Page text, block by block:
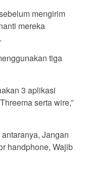
mengirim
mereka
tiga
3 aplikasi
serta wire,”
Jangan
handphone, Wajib